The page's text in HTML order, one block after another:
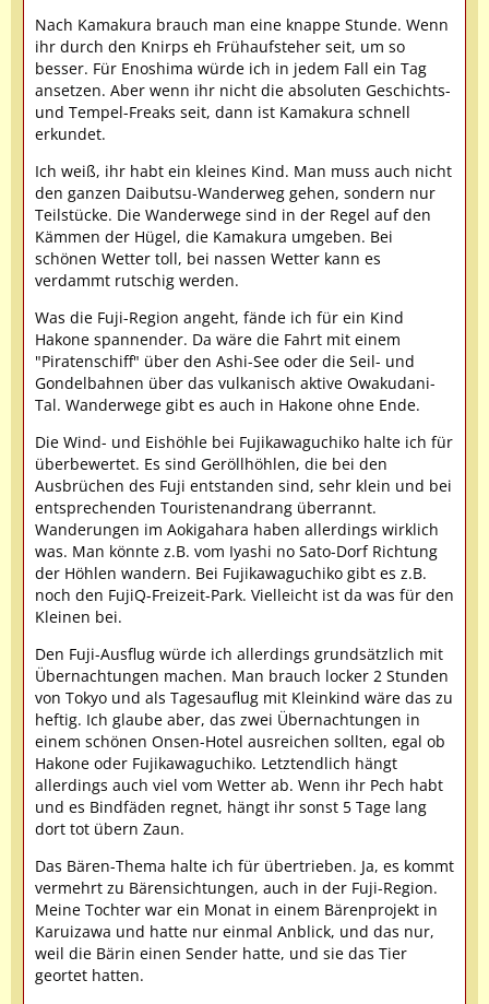
Nach Kamakura brauch man eine knappe Stunde. Wenn
ihr durch den Knirps eh Frühaufsteher seit, um so
besser. Für Enoshima würde ich in jedem Fall ein Tag
ansetzen. Aber wenn ihr nicht die absoluten Geschichts-
und Tempel-Freaks seit, dann ist Kamakura schnell
erkundet.
Ich weiß, ihr habt ein kleines Kind. Man muss auch nicht
den ganzen Daibutsu-Wanderweg gehen, sondern nur
Teilstücke. Die Wanderwege sind in der Regel auf den
Kämmen der Hügel, die Kamakura umgeben. Bei
schönen Wetter toll, bei nassen Wetter kann es
verdammt rutschig werden.
Was die Fuji-Region angeht, fände ich für ein Kind
Hakone spannender. Da wäre die Fahrt mit einem
"Piratenschiff" über den Ashi-See oder die Seil- und
Gondelbahnen über das vulkanisch aktive Owakudani-
Tal. Wanderwege gibt es auch in Hakone ohne Ende.
Die Wind- und Eishöhle bei Fujikawaguchiko halte ich für
überbewertet. Es sind Geröllhöhlen, die bei den
Ausbrüchen des Fuji entstanden sind, sehr klein und bei
entsprechenden Touristenandrang überrannt.
Wanderungen im Aokigahara haben allerdings wirklich
was. Man könnte z.B. vom Iyashi no Sato-Dorf Richtung
der Höhlen wandern. Bei Fujikawaguchiko gibt es z.B.
noch den FujiQ-Freizeit-Park. Vielleicht ist da was für den
Kleinen bei.
Den Fuji-Ausflug würde ich allerdings grundsätzlich mit
Übernachtungen machen. Man brauch locker 2 Stunden
von Tokyo und als Tagesauflug mit Kleinkind wäre das zu
heftig. Ich glaube aber, das zwei Übernachtungen in
einem schönen Onsen-Hotel ausreichen sollten, egal ob
Hakone oder Fujikawaguchiko. Letztendlich hängt
allerdings auch viel vom Wetter ab. Wenn ihr Pech habt
und es Bindfäden regnet, hängt ihr sonst 5 Tage lang
dort tot übern Zaun.
Das Bären-Thema halte ich für übertrieben. Ja, es kommt
vermehrt zu Bärensichtungen, auch in der Fuji-Region.
Meine Tochter war ein Monat in einem Bärenprojekt in
Karuizawa und hatte nur einmal Anblick, und das nur,
weil die Bärin einen Sender hatte, und sie das Tier
geortet hatten.